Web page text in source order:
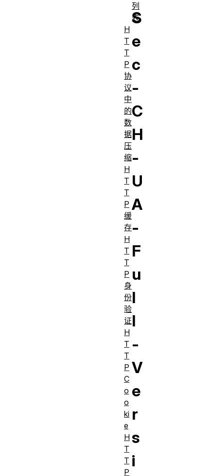
S
e
c
-
C
H
-
U
A
-
F
u
l
l
-
V
e
r
s
i
列
表
H
T
T
P
协
议
中
的
数
据
压
缩
H
T
T
P
缓
存
H
T
T
P
身
份
验
证
H
T
T
P
C
o
o
ki
e
H
T
T
P